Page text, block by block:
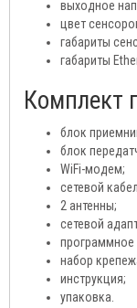
выходное
цвет
габариты
габариты
Комплект
блок
блок
WiFi-модем;
сетевой
2 антенны;
сетевой
программное
набор
инструкция;
упаковка.